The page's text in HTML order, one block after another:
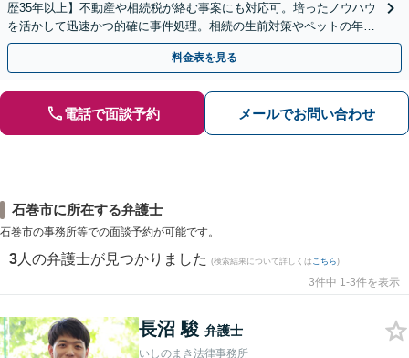
歴35年以上】不動産や相続税が絡む事案にも対応可。培ったノウハウ
を活かして迅速かつ的確に事件処理。相続の生前対策やペットの年金
システムもお任せ【完全個室】【自衛隊前駅8分】
料金表を見る
電話で面談予約 メールでお問い合わせ
石巻市に所在する弁護士
石巻市の事務所等での面談予約が可能です。
3 人の弁護士が見つかりました (検索結果について詳しくは こちら)
3件中 1-3件を表示
長沼 駿 弁護士
いしのまき法律事務所